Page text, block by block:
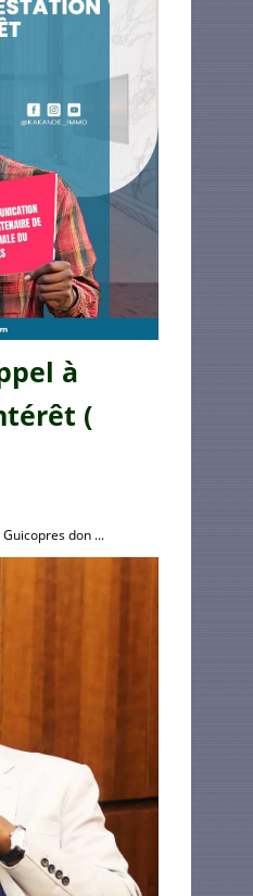
à
(
don ...